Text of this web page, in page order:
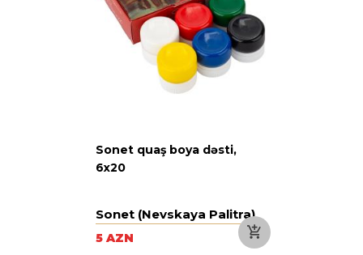
Sonet quaş boya dəsti,
6x20
Sonet (Nevskaya Palitra)
5 AZN